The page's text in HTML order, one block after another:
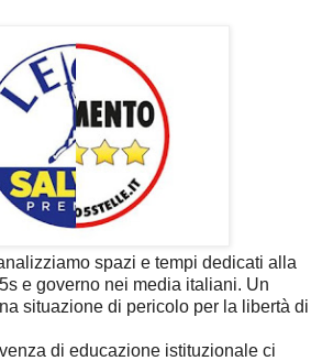
spazi e tempi dedicati alla
e governo nei media italiani. Un
situazione di pericolo per la libertà di
di educazione istituzionale ci